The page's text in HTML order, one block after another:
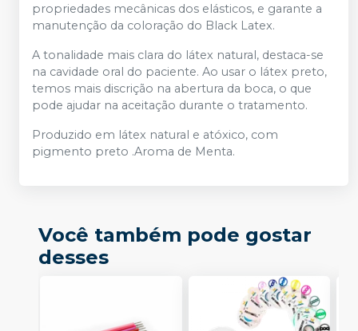
propriedades mecânicas dos elásticos, e garante a
manutenção da coloração do Black Latex.
A tonalidade mais clara do látex natural, destaca-se
na cavidade oral do paciente. Ao usar o látex preto,
temos mais discrição na abertura da boca, o que
pode ajudar na aceitação durante o tratamento.
Produzido em látex natural e atóxico, com
pigmento preto .Aroma de Menta.
Você também pode gostar
desses